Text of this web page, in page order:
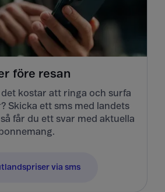
före resan
kostar att ringa och surfa
Skicka ett sms med landets
så får du ett svar med aktuella
via sms